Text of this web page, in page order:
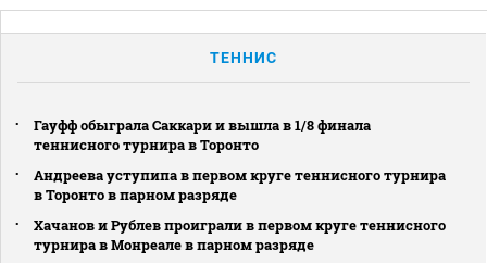
ТЕННИС
Гауфф обыграла Саккари и вышла в 1/8 финала
теннисного турнира в Торонто
Андреева уступипа в первом круге теннисного турнира
в Торонто в парном разряде
Хачанов и Рублев проиграли в первом круге теннисного
турнира в Монреале в парном разряде